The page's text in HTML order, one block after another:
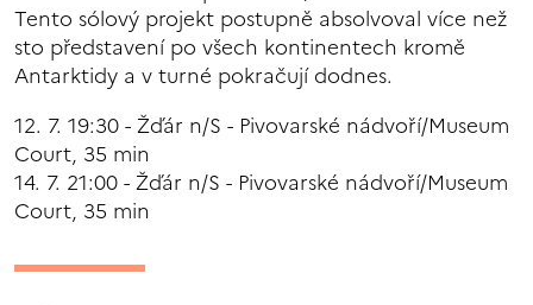
Tento sólový projekt postupně absolvoval více než
sto představení po všech kontinentech kromě
Antarktidy a v turné pokračují dodnes.
12. 7. 19:30 - Žďár n/S - Pivovarské nádvoří/Museum
Court, 35 min
14. 7. 21:00 - Žďár n/S - Pivovarské nádvoří/Museum
Court, 35 min